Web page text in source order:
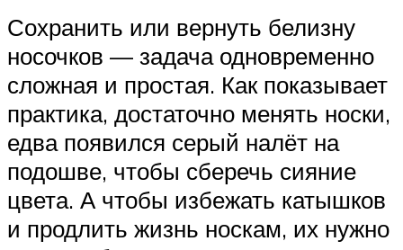
Сохранить или вернуть белизну
носочков — задача одновременно
сложная и простая. Как показывает
практика, достаточно менять носки,
едва появился серый налёт на
подошве, чтобы сберечь сияние
цвета. А чтобы избежать катышков
и продлить жизнь носкам, их нужно